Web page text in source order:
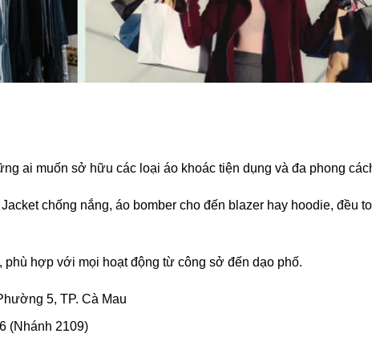
ai muốn sở hữu các loại áo khoác tiện dụng và đa phong
chống nắng, áo bomber cho đến blazer hay hoodie, đều
phù hợp với mọi hoạt động từ công sở đến dạo phố.
5, TP. Cà Mau
(Nhánh 2109)